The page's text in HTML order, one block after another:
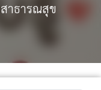
าธารณสุข